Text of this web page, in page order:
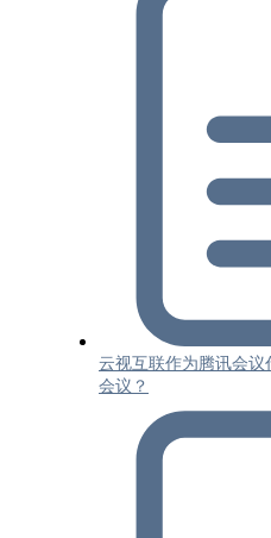
云视互联作为腾讯会
会议？